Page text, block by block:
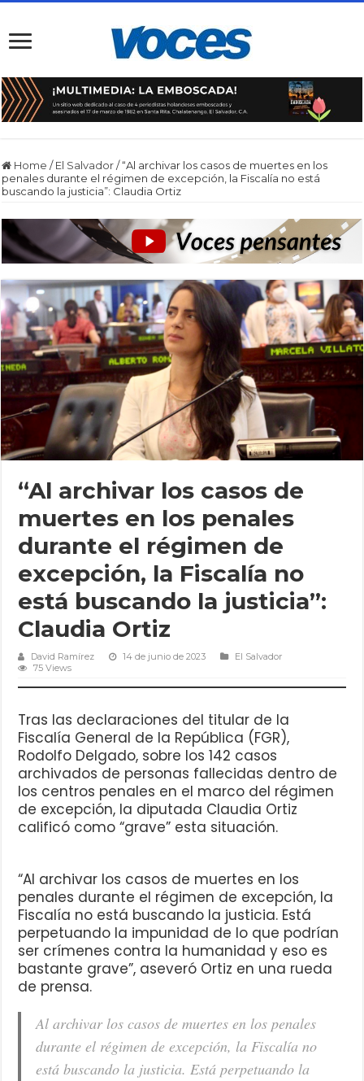
Home / El Salvador /“Al archivar los casos de muertes en los
penales durante el régimen de excepción, la Fiscalía no está
buscando la justicia”: Claudia Ortiz
“Al archivar los casos de
muertes en los penales
durante el régimen de
excepción, la Fiscalía no
está buscando la justicia”:
Claudia Ortiz
David Ramírez 14 de junio de 2023
El Salvador
75 Views
Tras las declaraciones del titular de la
Fiscalía General de la República (FGR),
Rodolfo Delgado, sobre los 142 casos
archivados de personas fallecidas dentro de
los centros penales en el marco del régimen
de excepción, la diputada Claudia Ortiz
calificó como “grave” esta situación.
“Al archivar los casos de muertes en los
penales durante el régimen de excepción, la
Fiscalía no está buscando la justicia. Está
perpetuando la impunidad de lo que podrían
ser crímenes contra la humanidad y eso es
bastante grave”, aseveró Ortiz en una rueda
de prensa.
Al archivar los casos de muertes en los penales
durante el régimen de excepción, la Fiscalía no
está buscando la justicia. Está perpetuando la